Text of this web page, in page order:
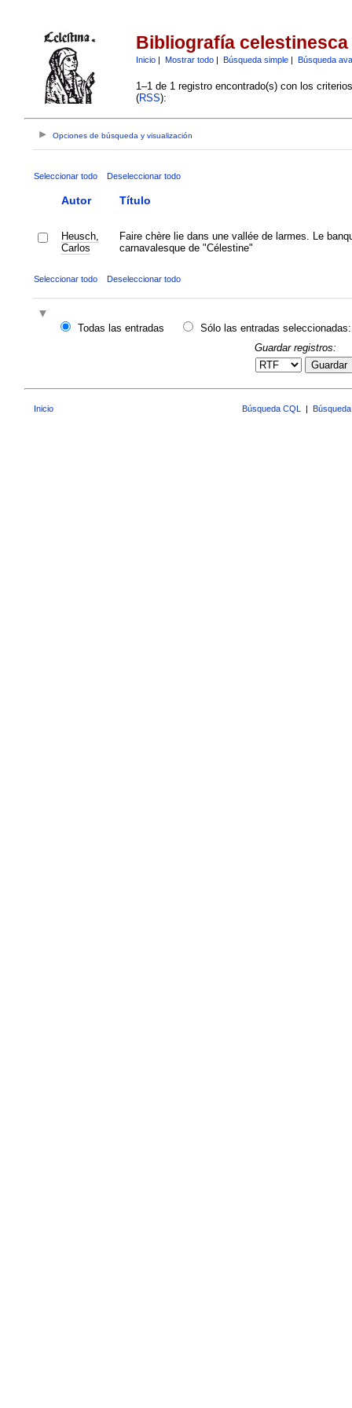
Bibliografía celestinesca
Inicio| Mostrar todo| Búsqueda simple| Búsqueda
1–1 de 1 registro encontrado(s) con los
(RSS):
Opciones de búsqueda y visualización
Seleccionar todo Deseleccionar todo
Autor Título
Heusch,
Carlos
Faire chère lie dans une vallée de larmes. Le
carnavalesque de "Célestine"
Seleccionar todo Deseleccionar todo
Todas las entradas
Sólo las entradas seleccionadas:
Guardar registros:
Guardar
Inicio Búsqueda CQL